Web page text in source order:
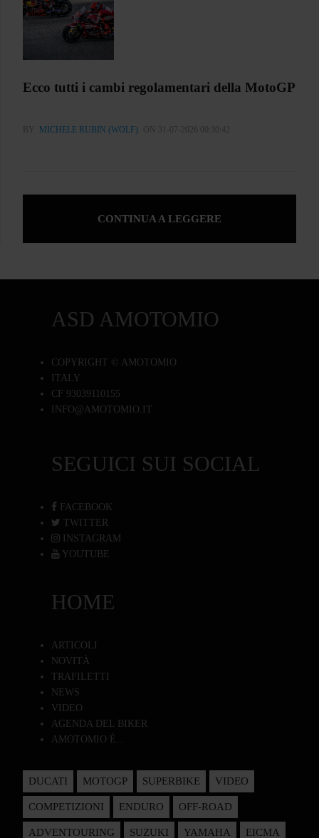
Ecco tutti i cambi regolamentari della MotoGP
BY MICHELE RUBIN (WOLF) ON 31-07-2026 00:30:42
CONTINUA A LEGGERE
ASD AMOTOMIO
COPYRIGHT © AMOTOMIO
ITALY
CF 93039110155
INFO@AMOTOMIO.IT
SEGUICI SUI SOCIAL
FACEBOOK
TWITTER
INSTAGRAM
YOUTUBE
HOME
ARTICOLI
NOVITÀ
TRAFILETTI
NEWS
VIDEO
AGENDA DEL BIKER
AMOTOMIO È...
DUCATI MOTOGP SUPERBIKE VIDEO
COMPETIZIONI ENDURO OFF-ROAD
ADVENTOURING SUZUKI YAMAHA EICMA